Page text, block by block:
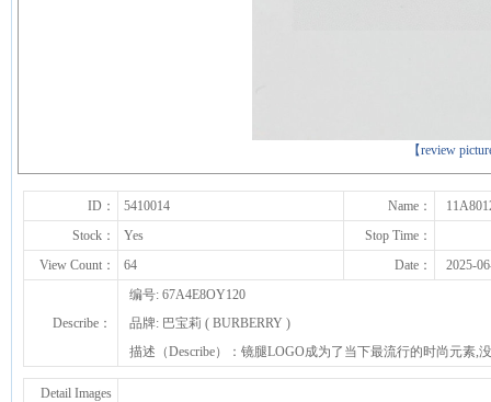
【review
ID： 5410014 Name：
Stock：
Yes
Stop Time：
View Count：
64 Date： 2025-
Describe：
编号: 67A4E8OY120
品牌: 巴宝莉 ( BURBERRY )
描述（Describe）：镜腿LOGO成为了当下最流行的时尚元素
Detail Images